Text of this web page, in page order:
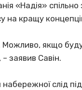
«Надія» спільно
на кращу
якщо
заявив Савін.
слід